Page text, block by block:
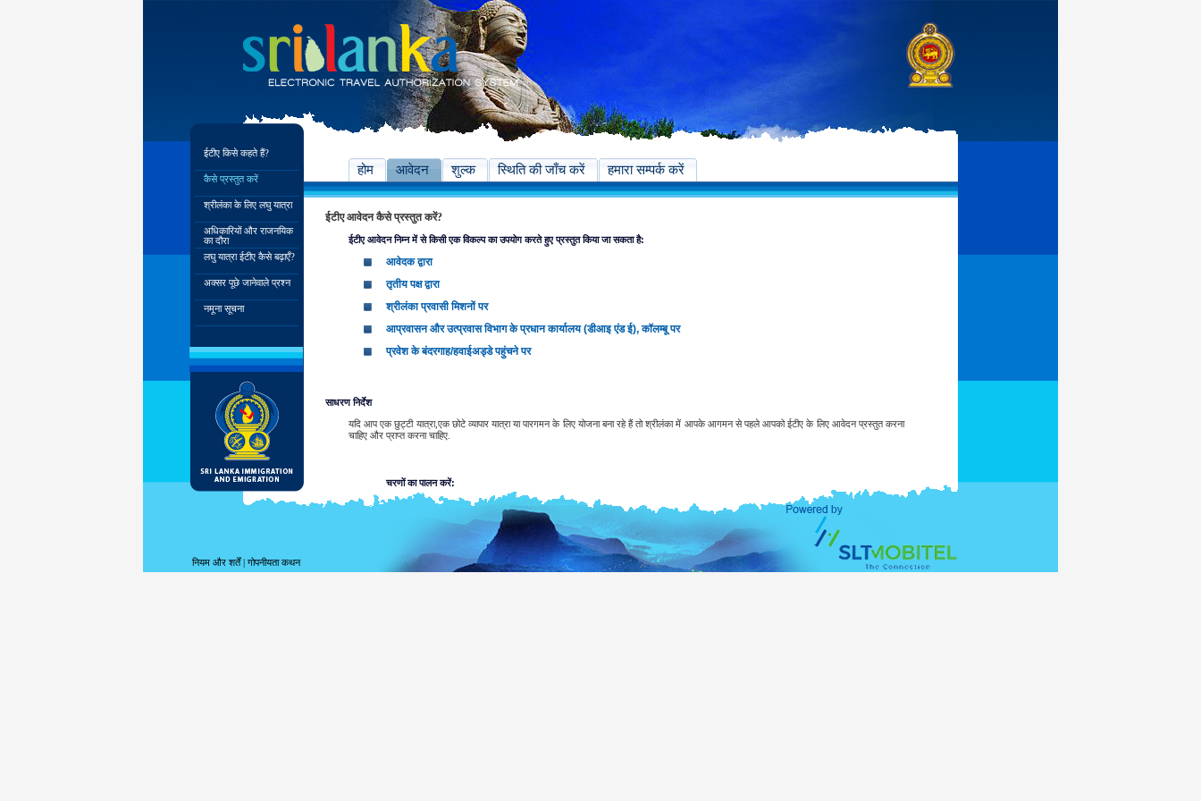
ईटीए किसे कहते हैं?
कैसे प्रस्तुत करें
श्रीलंका के लिए लघु यात्रा
अधिकारियों और राजनयिक
का दौरा
लघु यात्रा ईटीए कैसे बढ़ाएँ?
अक्सर पूछे जानेवाले प्रश्न
नमूना सूचना
होम आवेदन शुल्क स्थिति की जाँच करें हमारा सम्पर्क करें
ईटीए आवेदन कैसे प्रस्तुत करें?
ईटीए आवेदन निम्न में से किसी एक विकल्प का उपयोग करते हुए प्रस्तुत किया जा सकता है:
आवेदक द्वारा
तृतीय पक्ष द्वारा
श्रीलंका प्रवासी मिशनों पर
आप्रवासन और उत्प्रवास विभाग के प्रधान कार्यालय (डीआइ एंड ई), कॉलम्बू पर
प्रवेश के बंदरगाह/हवाईअड्डे पहुंचने पर
साधरण निर्देश
यदि आप एक छुट्टी यात्रा,एक छोटे व्यापार यात्रा या पारगमन के लिए योजना बना रहे हैं तो श्रीलंका में आपके आगमन से पहले आपको ईटीए के लिए आवेदन प्रस्तुत करना
चाहिए और प्राप्त करना चाहिए.
चरणों का पालन करें:
आवेदन जमा करें.
अपने ईटीए अनुमोदन या रेफ़रल नोटिस प्राप्त करें. यदि रेफ़रल नोटिस को जारी किया गया है, तो आप आवश्यक ईटीए प्राप्त करने हेतु निकटतम
श्रीलंका प्रवासी मिशन का संपर्क कर सकते हैं.
नियम और शर्तें| गोपनीयता कथन